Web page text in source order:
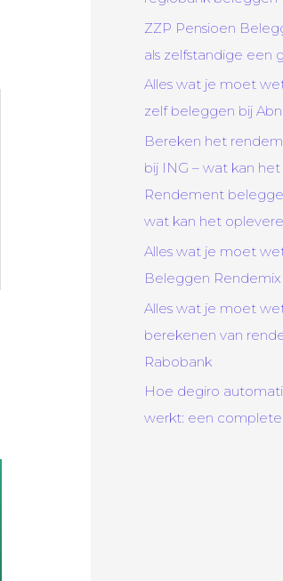
ZZP Pensioen
als zelfstandige een
Alles wat je moet
zelf beleggen bij
Bereken het
bij ING – wat kan
Rendement
wat kan het
Alles wat je moet
Beleggen Rendemix
Alles wat je moet
berekenen van
Rabobank
Hoe degiro
werkt: een complete